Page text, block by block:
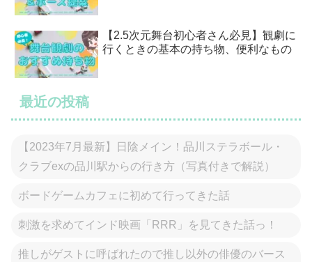
【2.5次元舞台初心者さん必見】観劇に
行くときの基本の持ち物、便利なもの
最近の投稿
【2023年7月最新】日陰メイン！品川ステラボール・
クラブexの品川駅からの行き方（写真付きで解説）
ボードゲームカフェに初めて行ってきた話
刺激を求めてインド映画「RRR」を見てきた話っ！
推しがゲストに呼ばれたので推し以外の俳優のバース